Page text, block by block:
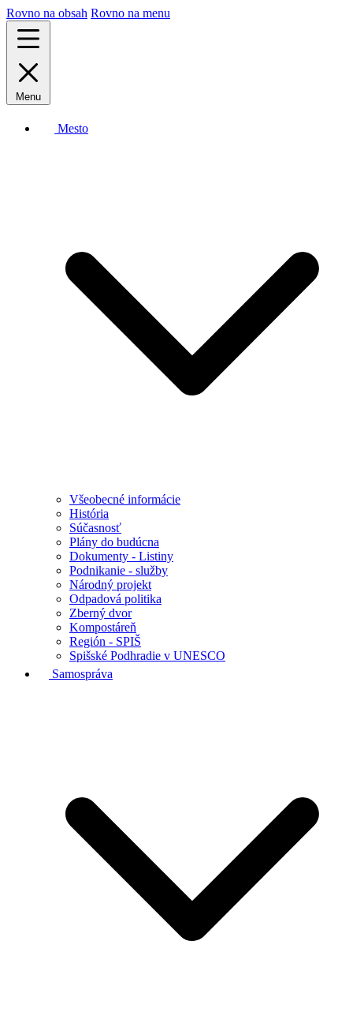
Rovno na obsah Rovno na menu
Menu
Mesto
Všeobecné informácie
História
Súčasnosť
Plány do budúcna
Dokumenty - Listiny
Podnikanie - služby
Národný projekt
Odpadová politika
Zberný dvor
Kompostáreň
Región - SPIŠ
Spišské Podhradie v UNESCO
Samospráva